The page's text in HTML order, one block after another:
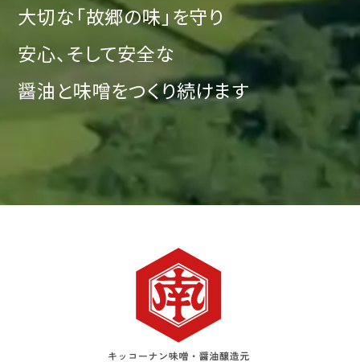
大切な「故郷の味」を守り
安心、そして安全な
醤油と味噌をつくり続けます